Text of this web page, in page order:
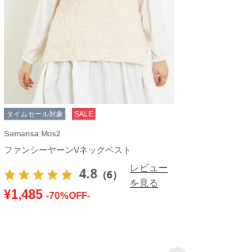
タイムセール対象 SALE
Samansa Mos2
ファンシーヤーンVネックベスト
4.8 （6）
レビュー
を見る
¥1,485 -70%OFF-